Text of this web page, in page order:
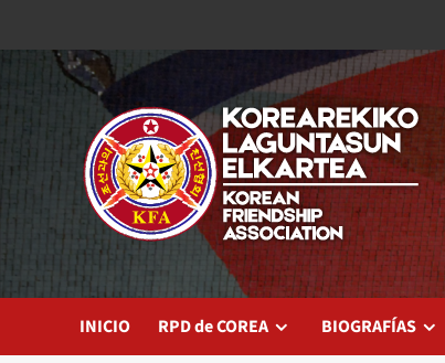
contenido
INICIO RPD de COREA BIOGRAFÍAS